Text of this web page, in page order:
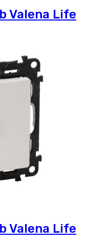
Valena Life
Valena Life